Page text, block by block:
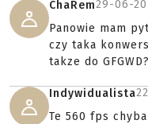
ChaRem29-06-
Panowie mam
czy taka
takze do
Indywidualista
Te 560 fps